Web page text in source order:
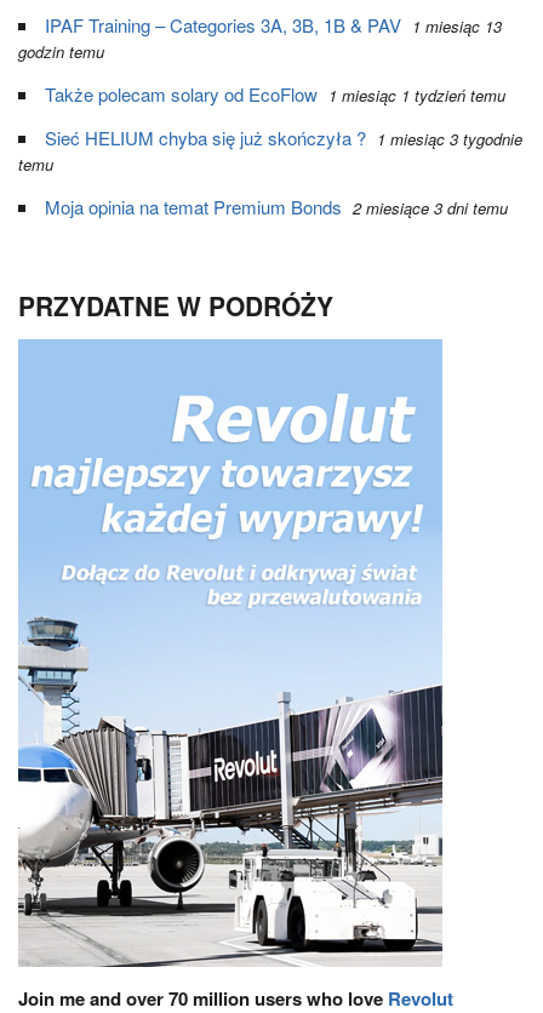
IPAF Training – Categories 3A, 3B, 1B & PAV 1 miesiąc 13
godzin temu
Także polecam solary od EcoFlow 1 miesiąc 1 tydzień temu
Sieć HELIUM chyba się już skończyła ? 1 miesiąc 3 tygodnie
temu
Moja opinia na temat Premium Bonds 2 miesiące 3 dni temu
PRZYDATNE W PODRÓŻY
Join me and over 70 million users who love Revolut